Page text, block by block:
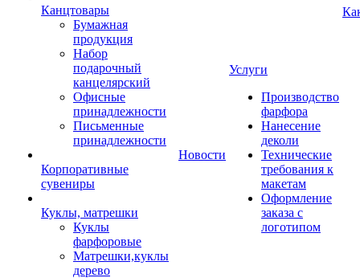
Канцтовары
Бумажная
продукция
Набор
подарочный
канцелярский
Офисные
принадлежности
Письменные
принадлежности
Корпоративные
сувениры
Куклы, матрешки
Куклы
фарфоровые
Матрешки,куклы
дерево
Новости
Услуги
Производство
фарфора
Нанесение
деколи
Технические
требования к
макетам
Оформление
заказа с
логотипом